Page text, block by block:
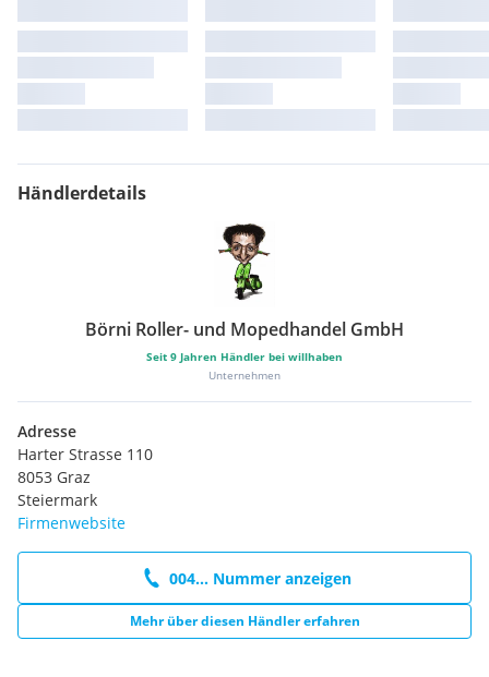
Händlerdetails
Börni Roller- und Mopedhandel GmbH
Seit 9 Jahren Händler bei willhaben
Unternehmen
Adresse
Harter Strasse 110
8053 Graz
Steiermark
Firmenwebsite
004... Nummer anzeigen
Mehr über diesen Händler erfahren